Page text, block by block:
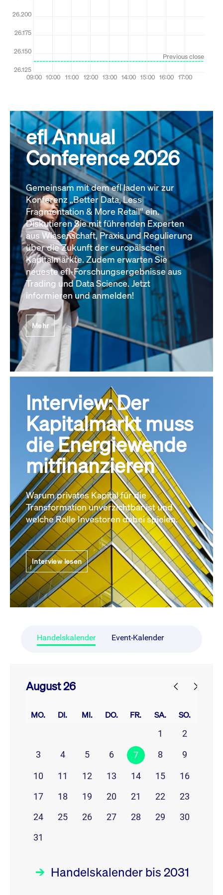
efl Annual
Conference 2026
Gemeinsam mit dem efl laden wir zur
Konferenz „Better Data, Less
Fragmentation & More Retail“ ein.
Diskutieren Sie mit führenden Experten
aus Wissenschaft, Praxis und Regulierung
über die Zukunft der europäischen
Kapitalmärkte. Zudem erwarten Sie
neueste efl-Forschungsergebnisse aus
Trading und Data Science. Jetzt
informieren und anmelden!
Mehr
Interview: Der
Kapitalmarkt muss
die Energiewende
mitfinanzieren
Warum privates Kapital für die
Transformation unverzichtbar ist und
welche Rolle Investoren dabei spielen.
Interview lesen
Handelskalender Event-Kalender
August 26
MO. DI. MI. DO. FR. SA. SO.
1
2
3
4 5 6 7 8 9
10 11 12 13 14 15
16
17
18 19 20 21 22
23
24
25 26 27 28 29
30
31
Handelskalender bis 2031